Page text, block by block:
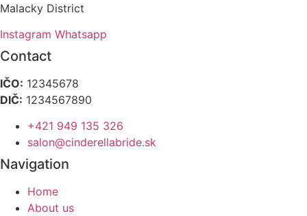
Malacky District
Instagram Whatsapp
Contact
IČO: 12345678
DIČ: 1234567890
+421 949 135 326
salon@cinderellabride.sk
Navigation
Home
About us